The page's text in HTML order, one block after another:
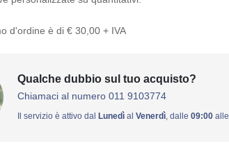
d'ordine è di € 30,00 + IVA
Qualche dubbio sul tuo acquisto?
Chiamaci al numero 011 9103774
Il servizio è attivo dal Lunedìal Venerdì, dalle 09:00alle